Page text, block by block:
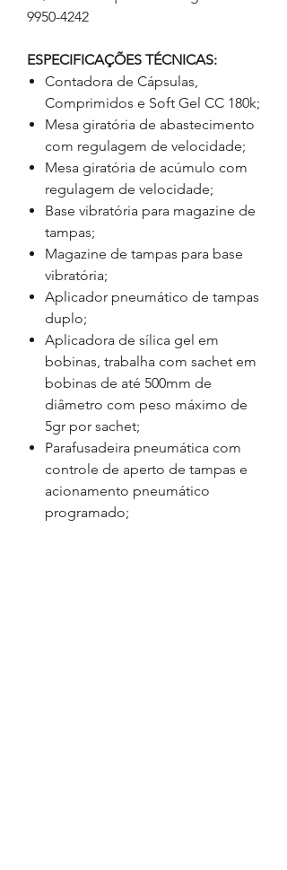
9950-4242
ESPECIFICAÇÕES TÉCNICAS:
Contadora de Cápsulas,
Comprimidos e Soft Gel CC 180k;
Mesa giratória de abastecimento
com regulagem de velocidade;
Mesa giratória de acúmulo com
regulagem de velocidade;
Base vibratória para magazine de
tampas;
Magazine de tampas para base
vibratória;
Aplicador pneumático de tampas
duplo;
Aplicadora de sílica gel em
bobinas, trabalha com sachet em
bobinas de até 500mm de
diâmetro com peso máximo de
5gr por sachet;
Parafusadeira pneumática com
controle de aperto de tampas e
acionamento pneumático
programado;